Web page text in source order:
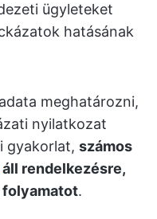
ügyleteket
hatásának
meghatározni,
nyilatkozat
gyakorlat, számos
áll rendelkezésre,
.